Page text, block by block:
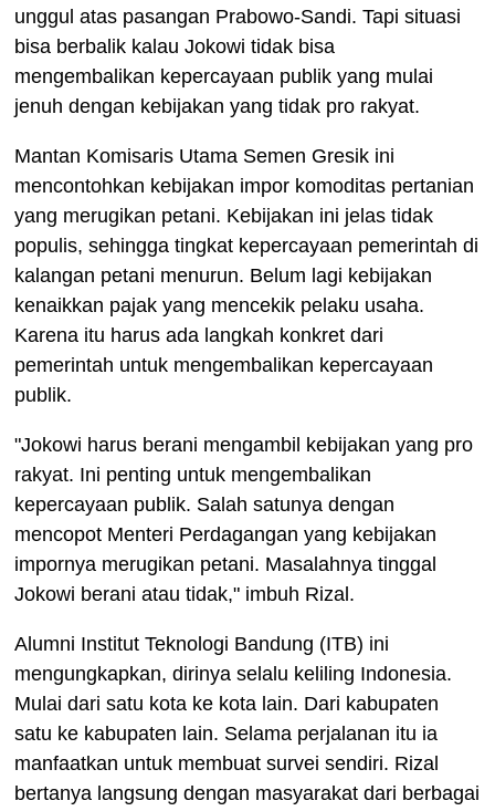
unggul atas pasangan Prabowo-Sandi. Tapi situasi
bisa berbalik kalau Jokowi tidak bisa
mengembalikan kepercayaan publik yang mulai
jenuh dengan kebijakan yang tidak pro rakyat.
Mantan Komisaris Utama Semen Gresik ini
mencontohkan kebijakan impor komoditas pertanian
yang merugikan petani. Kebijakan ini jelas tidak
populis, sehingga tingkat kepercayaan pemerintah di
kalangan petani menurun. Belum lagi kebijakan
kenaikkan pajak yang mencekik pelaku usaha.
Karena itu harus ada langkah konkret dari
pemerintah untuk mengembalikan kepercayaan
publik.
"Jokowi harus berani mengambil kebijakan yang pro
rakyat. Ini penting untuk mengembalikan
kepercayaan publik. Salah satunya dengan
mencopot Menteri Perdagangan yang kebijakan
impornya merugikan petani. Masalahnya tinggal
Jokowi berani atau tidak," imbuh Rizal.
Alumni Institut Teknologi Bandung (ITB) ini
mengungkapkan, dirinya selalu keliling Indonesia.
Mulai dari satu kota ke kota lain. Dari kabupaten
satu ke kabupaten lain. Selama perjalanan itu ia
manfaatkan untuk membuat survei sendiri. Rizal
bertanya langsung dengan masyarakat dari berbagai